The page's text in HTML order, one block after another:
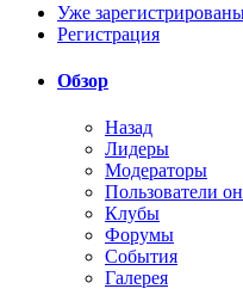
Уже
Регистрация
Обзор
Назад
Лидеры
Модераторы
Пользователи
Клубы
Форумы
События
Галерея